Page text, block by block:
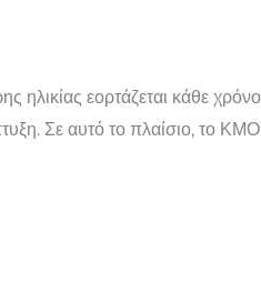
ηλικίας εορτάζεται κάθε
Σε αυτό το πλαίσιο, το